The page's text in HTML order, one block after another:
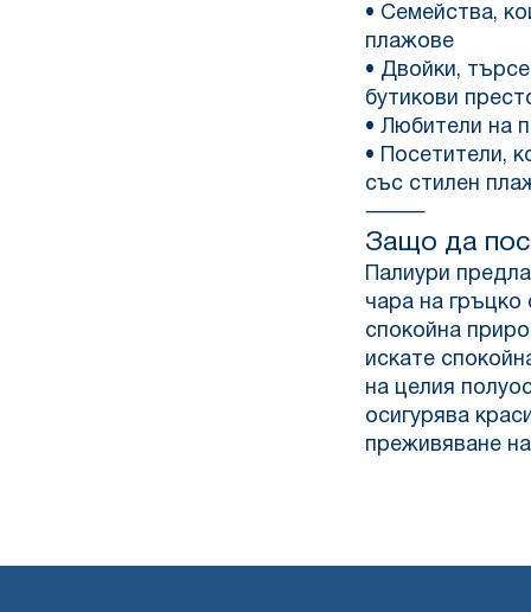
• Семейства,
плажове
• Двойки,
бутикови
• Любители на
• Посетители,
със стилен
⸻
Защо да
Палиури
чара на
спокойна
искате
на целия
осигурява
преживяване